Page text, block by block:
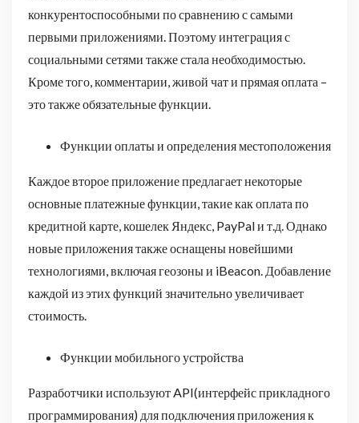
конкурентоспособными по сравнению с самыми
первыми приложениями. Поэтому интеграция с
социальными сетями также стала необходимостью.
Кроме того, комментарии, живой чат и прямая оплата –
это также обязательные функции.
Функции оплаты и определения местоположения
Каждое второе приложение предлагает некоторые
основные платежные функции, такие как оплата по
кредитной карте, кошелек Яндекс, PayPal и т.д. Однако
новые приложения также оснащены новейшими
технологиями, включая геозоны и iBeacon. Добавление
каждой из этих функций значительно увеличивает
стоимость.
Функции мобильного устройства
Разработчики используют API(интерфейс прикладного
программирования) для подключения приложения к